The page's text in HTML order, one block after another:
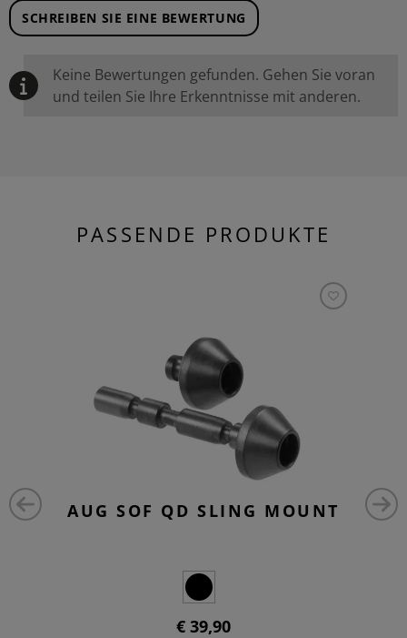
SCHREIBEN SIE EINE BEWERTUNG
Keine Bewertungen gefunden. Gehen Sie voran
und teilen Sie Ihre Erkenntnisse mit anderen.
PASSENDE PRODUKTE
AUG SOF QD SLING MOUNT
€ 39,90